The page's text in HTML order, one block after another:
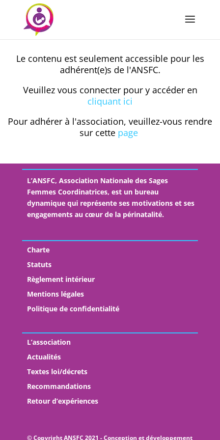
Le contenu est seulement accessible pour les
adhérent(e)s de l'ANSFC.
Veuillez vous connecter pour y accéder en
cliquant ici
Pour adhérer à l'association, veuillez-vous rendre
sur cette page
L’ANSFC, Association Nationale des Sages
Femmes Coordinatrices, est un bureau
dynamique qui représente ses motivations et ses
engagements au cœur de la périnatalité.
Charte
Statuts
Règlement intérieur
Mentions légales
Politique de confidentialité
L’association
Actualités
Textes loi/décrets
Recommandations
Retour d’expériences
© Copyright ANSFC 2021 - Conception et développement